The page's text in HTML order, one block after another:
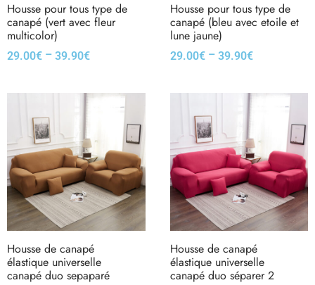
Housse pour tous type de
canapé (vert avec fleur
multicolor)
29.00€ – 39.90€
Housse pour tous type de
canapé (bleu avec etoile et
lune jaune)
29.00€– 39.90€
Housse de canapé
élastique universelle
canapé duo sepaparé
Housse de canapé
élastique universelle
canapé duo séparer 2